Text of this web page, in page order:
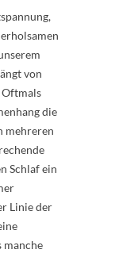
von
Oftmals
die
mehreren
Schlaf ein
Linie der
manche